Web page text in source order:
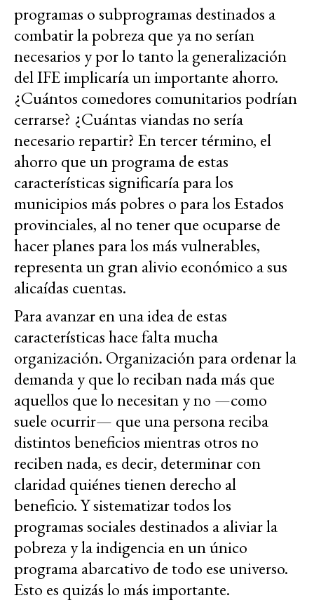
programas o subprogramas destinados a
combatir la pobreza que ya no serían
necesarios y por lo tanto la generalización
del IFE implicaría un importante ahorro.
¿Cuántos comedores comunitarios podrían
cerrarse? ¿Cuántas viandas no sería
necesario repartir? En tercer término, el
ahorro que un programa de estas
características significaría para los
municipios más pobres o para los Estados
provinciales, al no tener que ocuparse de
hacer planes para los más vulnerables,
representa un gran alivio económico a sus
alicaídas cuentas.
Para avanzar en una idea de estas
características hace falta mucha
organización. Organización para ordenar la
demanda y que lo reciban nada más que
aquellos que lo necesitan y no —como
suele ocurrir— que una persona reciba
distintos beneficios mientras otros no
reciben nada, es decir, determinar con
claridad quiénes tienen derecho al
beneficio. Y sistematizar todos los
programas sociales destinados a aliviar la
pobreza y la indigencia en un único
programa abarcativo de todo ese universo.
Esto es quizás lo más importante.